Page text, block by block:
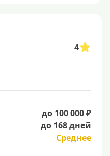
4
до 100 000 ₽
до 168 дней
Среднее